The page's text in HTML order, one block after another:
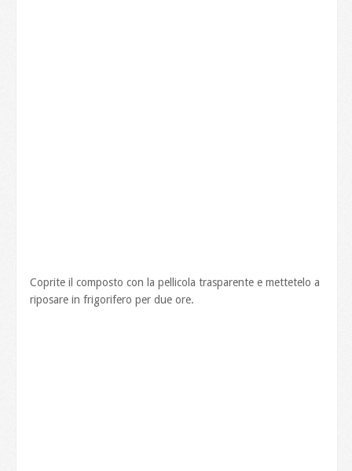
Coprite il composto con la pellicola trasparente e mettetelo a
riposare in frigorifero per due ore.